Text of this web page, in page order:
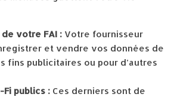
votre FAI : Votre fournisseur
et vendre vos données de
fins publicitaires ou pour d’autres
publics : Ces derniers sont de